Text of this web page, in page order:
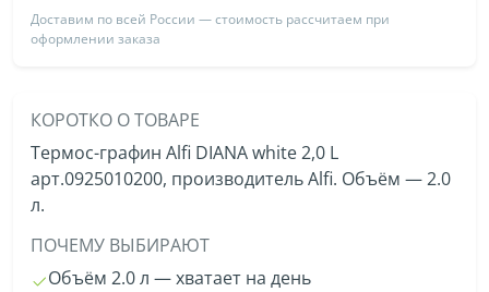
Доставим по всей России — стоимость рассчитаем при
оформлении заказа
КОРОТКО О ТОВАРЕ
Термос-графин Alfi DIANA white 2,0 L
арт.0925010200, производитель Alfi. Объём — 2.0
л.
ПОЧЕМУ ВЫБИРАЮТ
Объём 2.0 л — хватает на день